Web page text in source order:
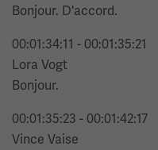
Bonjour. D'accord.
00:01:34:11 - 00:01:35:21
Lora Vogt
Bonjour.
00:01:35:23 - 00:01:42:17
Vince Vaise